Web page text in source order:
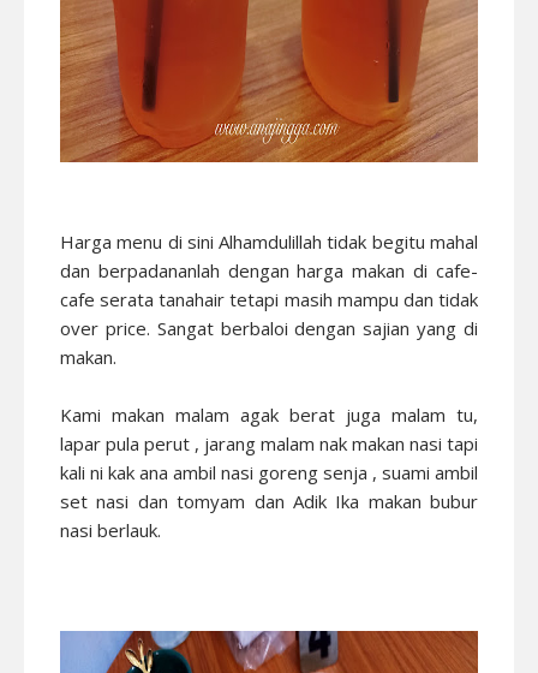
Harga menu di sini Alhamdulillah tidak begitu mahal
dan berpadananlah dengan harga makan di cafe-
cafe serata tanahair tetapi masih mampu dan tidak
over price. Sangat berbaloi dengan sajian yang di
makan.
Kami makan malam agak berat juga malam tu,
lapar pula perut , jarang malam nak makan nasi tapi
kali ni kak ana ambil nasi goreng senja , suami ambil
set nasi dan tomyam dan Adik Ika makan bubur
nasi berlauk.